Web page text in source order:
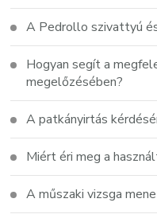
A Pedrollo szivattyú
Hogyan segít a
megelőzésében?
A patkányirtás
Miért éri meg a
A műszaki vizsga